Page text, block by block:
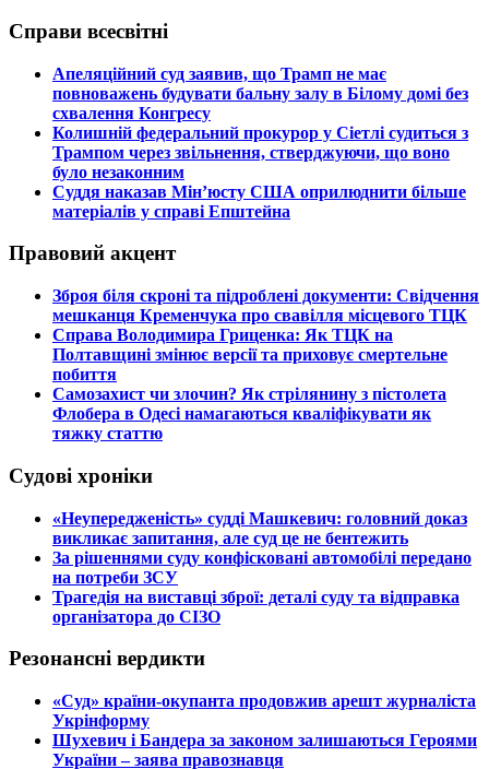
Справи всесвітні
​Апеляційний суд заявив, що Трамп не має
повноважень будувати бальну залу в Білому домі без
схвалення Конгресу
​Колишній федеральний прокурор у Сіетлі судиться з
Трампом через звільнення, стверджуючи, що воно
було незаконним
​Суддя наказав Мін’юсту США оприлюднити більше
матеріалів у справі Епштейна
Правовий акцент
​Зброя біля скроні та підроблені документи: Свідчення
мешканця Кременчука про свавілля місцевого ТЦК
​Справа Володимира Гриценка: Як ТЦК на
Полтавщині змінює версії та приховує смертельне
побиття
​Самозахист чи злочин? Як стрілянину з пістолета
Флобера в Одесі намагаються кваліфікувати як
тяжку статтю
Судові хроніки
​«Неупередженість» судді Машкевич: головний доказ
викликає запитання, але суд це не бентежить
​За рішеннями суду конфісковані автомобілі передано
на потреби ЗСУ
​Трагедія на виставці зброї: деталі суду та відправка
організатора до СІЗО
Резонансні вердикти
​«Суд» країни-окупанта продовжив арешт журналіста
Укрінформу
Шухевич і Бандера за законом залишаються Героями
України – заява правознавця